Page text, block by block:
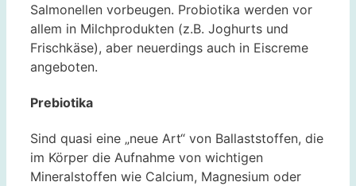
Salmonellen vorbeugen. Probiotika werden vor
allem in Milchprodukten (z.B. Joghurts und
Frischkäse), aber neuerdings auch in Eiscreme
angeboten.
Prebiotika
Sind quasi eine „neue Art“ von Ballaststoffen, die
im Körper die Aufnahme von wichtigen
Mineralstoffen wie Calcium, Magnesium oder